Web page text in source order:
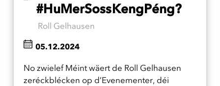
#HuMerSossKengPéng?
Roll Gelhausen
No zwielef Méint wäert de Roll Gelhausen
zeréckblécken op d’Evenementer, déi
05.12.2024